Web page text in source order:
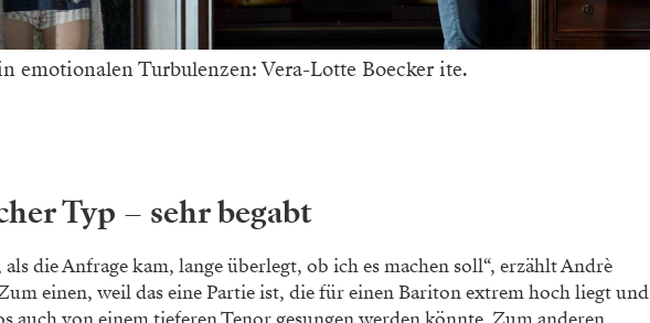
emotionalen Turbulenzen: Vera-Lotte Boecker ite.
Typ – sehr begabt
als die Anfrage kam, lange überlegt, ob ich es machen soll“, erzählt Andrè
einen, weil das eine Partie ist, die für einen Bariton extrem hoch liegt und